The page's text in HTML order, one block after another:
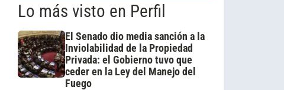
Lo más visto en Perfil
El Senado dio media sanción a la
Inviolabilidad de la Propiedad
Privada: el Gobierno tuvo que
ceder en la Ley del Manejo del
Fuego